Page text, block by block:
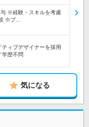
与 ※経験・スキルを考慮
※プ…
ィブデザイナーを採用
歴不問
気になる